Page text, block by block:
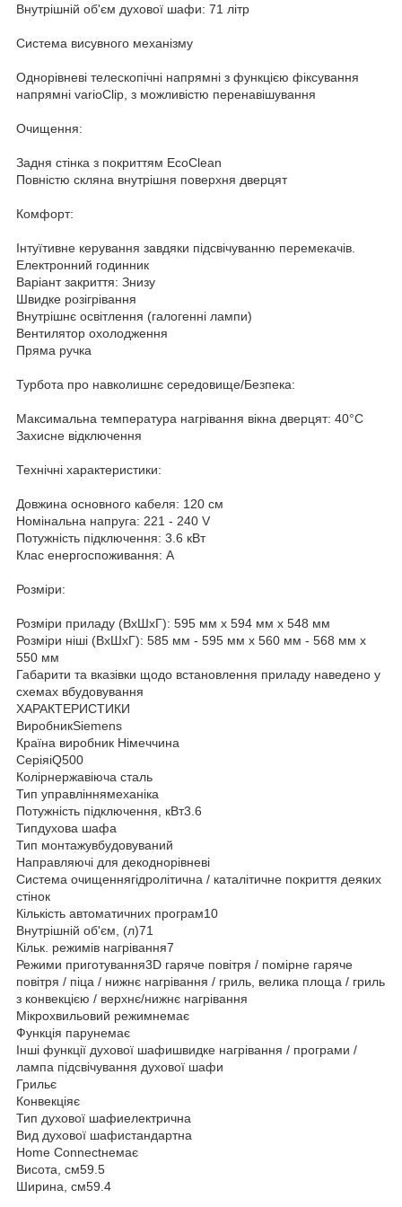
Внутрішній об'єм духової шафи: 71 літр
Система висувного механізму
Однорівневі телескопічні напрямні з функцією фіксування
напрямні varioClip, з можливістю перенавішування
Очищення:
Задня стінка з покриттям EcoClean
Повністю скляна внутрішня поверхня дверцят
Комфорт:
Інтуїтивне керування завдяки підсвічуванню перемекачів.
Електронний годинник
Варіант закриття: Знизу
Швидке розігрівання
Внутрішнє освітлення (галогенні лампи)
Вентилятор охолодження
Пряма ручка
Турбота про навколишнє середовище/Безпека:
Максимальна температура нагрівання вікна дверцят: 40°C
Захисне відключення
Технічні характеристики:
Довжина основного кабеля: 120 см
Номінальна напруга: 221 - 240 V
Потужність підключення: 3.6 кВт
Клас енергоспоживання: A
Розміри:
Розміри приладу (ВхШхГ): 595 мм x 594 мм x 548 мм
Розміри ніші (ВxШxГ): 585 мм - 595 мм x 560 мм - 568 мм x
550 мм
Габарити та вказівки щодо встановлення приладу наведено у
схемах вбудовування
ХАРАКТЕРИСТИКИ
ВиробникSiemens
Країна виробник Німеччина
СеріяiQ500
Колірнержавіюча сталь
Тип управліннямеханіка
Потужність підключення, кВт3.6
Типдухова шафа
Тип монтажувбудовуваний
Направляючі для декоднорівневі
Система очищеннягідролітична / каталітичне покриття деяких
стінок
Кількість автоматичних програм10
Внутрішній об'єм, (л)71
Кільк. режимів нагрівання7
Режими приготування3D гаряче повітря / помірне гаряче
повітря / піца / нижнє нагрівання / гриль, велика площа / гриль
з конвекцією / верхнє/нижнє нагрівання
Мікрохвильовий режимнемає
Функція парунемає
Інші функції духової шафишвидке нагрівання / програми /
лампа підсвічування духової шафи
Грильє
Конвекціяє
Тип духової шафиелектрична
Вид духової шафистандартна
Home Connectнемає
Висота, см59.5
Ширина, см59.4